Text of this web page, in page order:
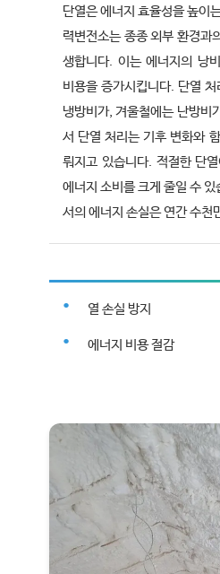
단열은 에너지 효율성을 높이
력변전소는 종종 외부 환경과
생합니다. 이는 에너지의 낭
비용을 증가시킵니다. 단열
냉방비가, 겨울철에는 난방비
서 단열 처리는 기후 변화와
뤄지고 있습니다. 적절한 단
에너지 소비를 크게 줄일 수 있
서의 에너지 손실은 연간 수천
열 손실 방지
에너지 비용 절감